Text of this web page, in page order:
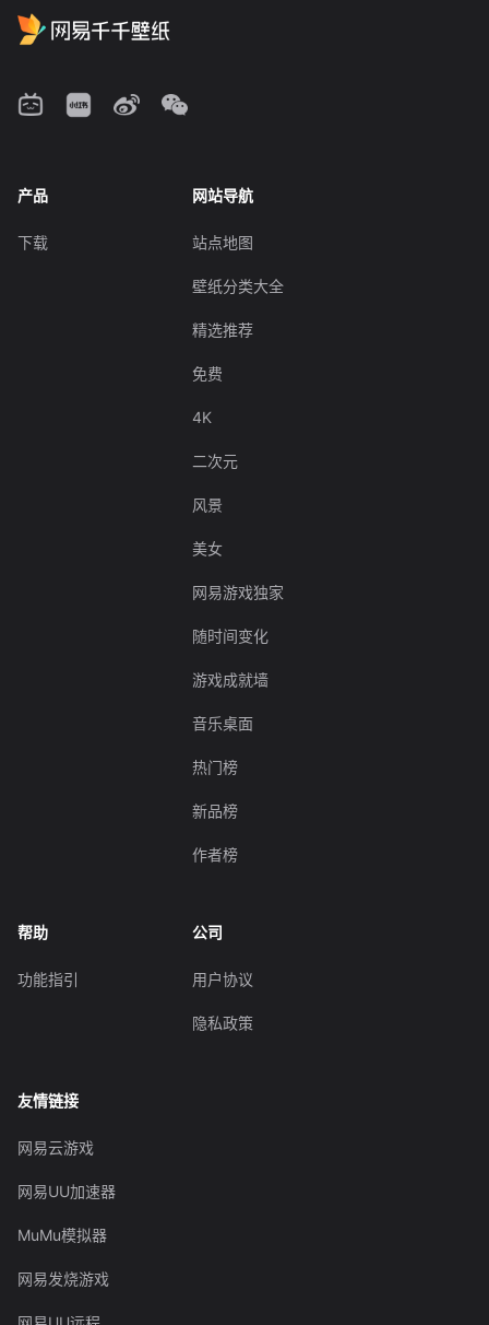
产品
下载
网站导航
站点地图
壁纸分类大全
精选推荐
免费
4K
二次元
风景
美女
网易游戏独家
随时间变化
游戏成就墙
音乐桌面
热门榜
新品榜
作者榜
帮助
功能指引
公司
用户协议
隐私政策
友情链接
网易云游戏
网易UU加速器
MuMu模拟器
网易发烧游戏